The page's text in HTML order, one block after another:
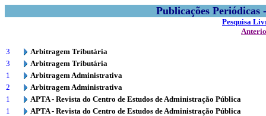
Publicações
Pesquisa
3
Arbitragem Tributária
3
Arbitragem Tributária
1
Arbitragem Administrativa
2
Arbitragem Administrativa
1
APTA - Revista do Centro de Estudos de Administração Pública
1
APTA - Revista do Centro de Estudos de Administração Pública